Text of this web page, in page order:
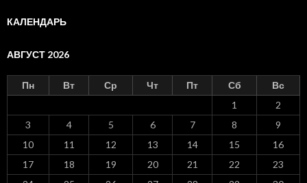
КАЛЕНДАРЬ
АВГУСТ 2026
Пн Вт Ср Чт Пт Сб
Вс
1
2
3
4 5 6 7 8
9
10
11 12 13 14 15
16
17
18 19 20 21 22
23